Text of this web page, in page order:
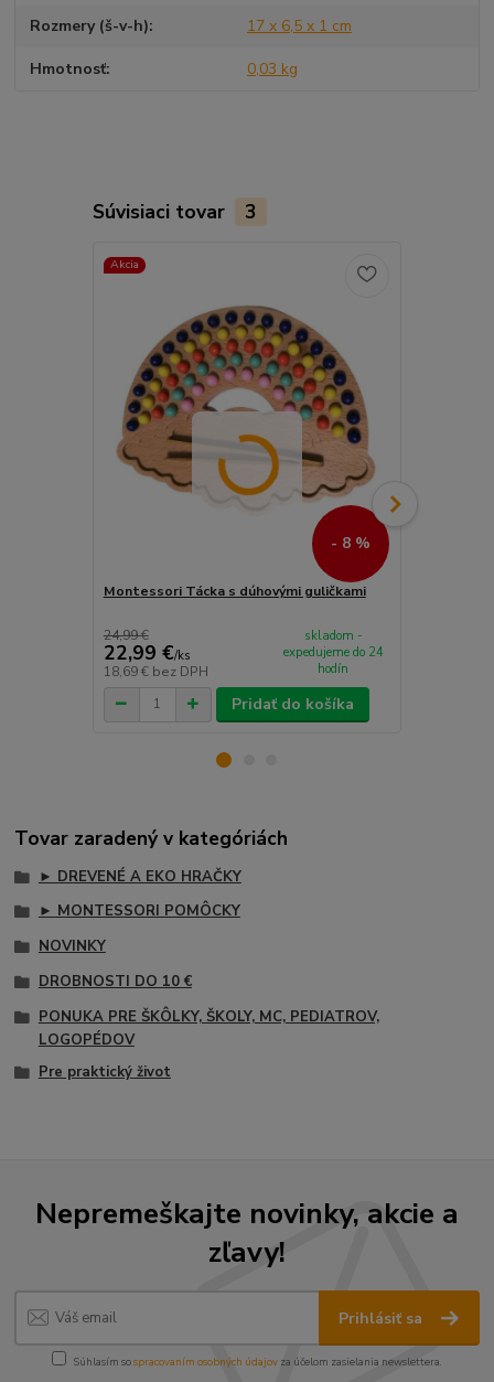
Rozmery (š-v-h) 17 x 6,5 x 1 cm
Hmotnosť 0,03 kg
Súvisiaci tovar 3
Akcia
- 8 %
Montessori Tácka s dúhovými guličkami
24,99 €
22,99 €/ks
18,69 € bez DPH
skladom -
expedujeme do 24
hodín
Pridať do košíka
Tovar zaradený v kategóriách
► DREVENÉ A EKO HRAČKY
► MONTESSORI POMÔCKY
NOVINKY
DROBNOSTI DO 10 €
PONUKA PRE ŠKÔLKY, ŠKOLY, MC, PEDIATROV,
LOGOPÉDOV
Pre praktický život
Nepremeškajte novinky, akcie a
zľavy!
Prihlásiť sa
Súhlasím sospracovaním osobných údajov za účelom zasielania newslettera.